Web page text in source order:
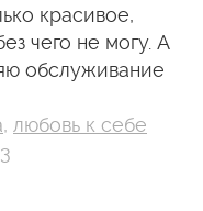
красивое,
чего не могу. А
обслуживание
, любовь к себе